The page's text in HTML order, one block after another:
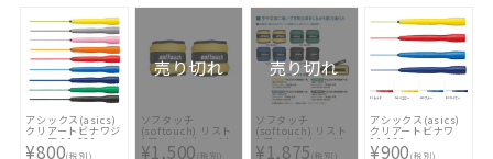
アシックス(asics)
クリアートビナワジ
ュニア 91-230
¥800(税別)
売り切れ
ソフタッチ
(softouch) リスト
&アンクルウエイト
(0.5kg2個入) SO-
¥1,500(税別)
売り切れ
ソフタッチ
(softouch) リスト
&アンクルウエイト
(1.0kg×2個入) SO-
¥1,875(税別)
アシックス(asics)
クリアートビナワ
91-130
¥900(税別)